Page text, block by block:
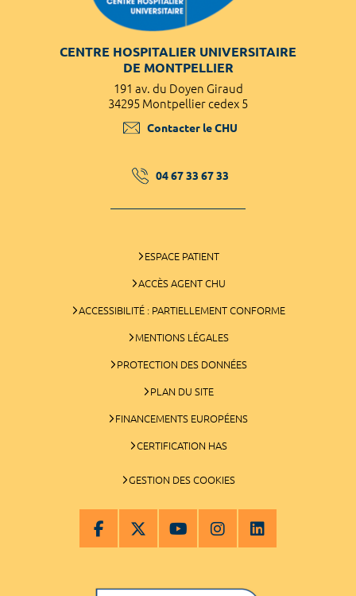
CENTRE HOSPITALIER UNIVERSITAIRE
DE MONTPELLIER
191 av. du Doyen Giraud
34295 Montpellier cedex 5
Contacter le CHU
04 67 33 67 33
ESPACE PATIENT
ACCÈS AGENT CHU
ACCESSIBILITÉ : PARTIELLEMENT CONFORME
MENTIONS LÉGALES
PROTECTION DES DONNÉES
PLAN DU SITE
FINANCEMENTS EUROPÉENS
CERTIFICATION HAS
GESTION DES COOKIES